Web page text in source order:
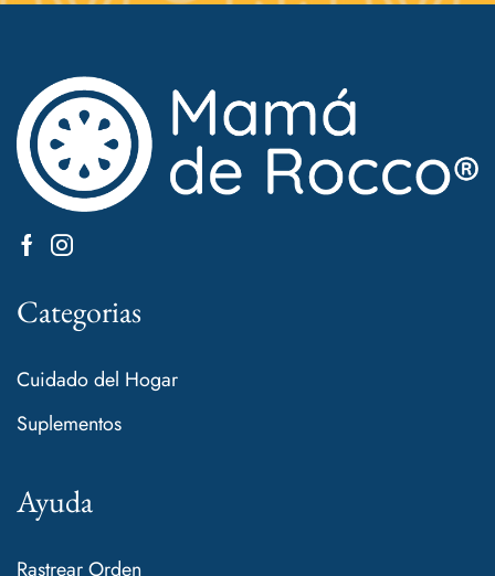
Categorias
Cuidado del Hogar
Suplementos
Ayuda
Rastrear Orden